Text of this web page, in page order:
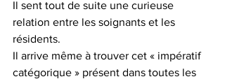
Il sent tout de suite une curieuse
relation entre les soignants et les
résidents.
Il arrive même à trouver cet « impératif
catégorique » présent dans toutes les